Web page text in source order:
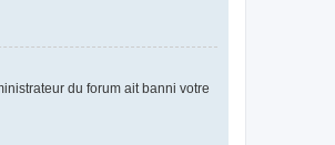
du forum ait banni votre